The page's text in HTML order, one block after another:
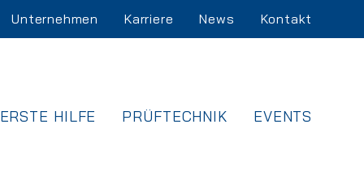
Unternehmen Karriere News Kontakt
ERSTE HILFE PRÜFTECHNIK EVENTS